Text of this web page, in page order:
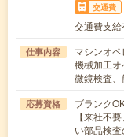
交通費
交通費支給
仕事内容
マシンオ
機械加工
微鏡検査
応募資格
ブランク
【来社不
い部品検